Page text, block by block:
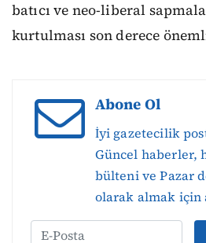
batıcı ve neo-liberal
kurtulması son derece
Abone Ol
İyi gazetecilik
Güncel haberler,
bülteni ve Pazar
olarak almak için